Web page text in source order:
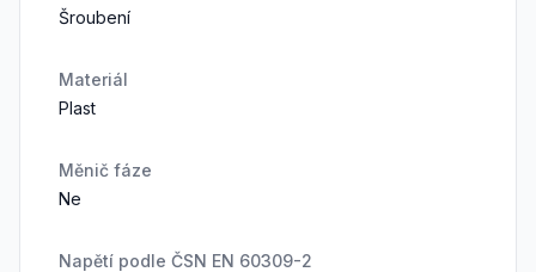
Šroubení
Materiál
Plast
Měnič fáze
Ne
Napětí podle ČSN EN 60309-2